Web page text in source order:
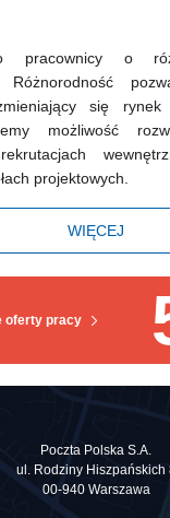
oferty pracy
Poczta Polska S.A.
ul. Rodziny Hiszpańskich
00-940 Warszawa
pracownicy o
Różnorodność
się rynek
możliwość
projektowych.
WIĘCEJ